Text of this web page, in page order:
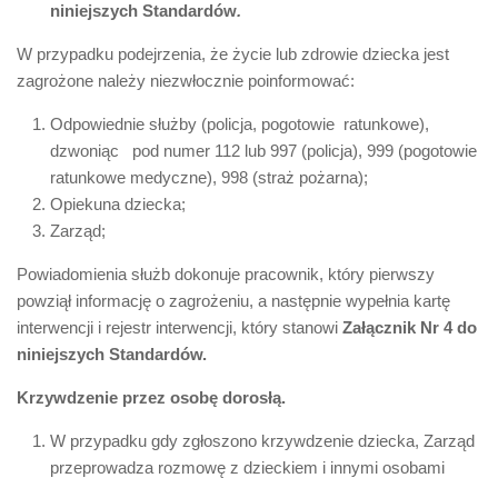
niniejszych Standardów.
W przypadku podejrzenia, że życie lub zdrowie dziecka jest
zagrożone należy niezwłocznie poinformować:
Odpowiednie służby (policja, pogotowie ratunkowe),
dzwoniąc pod numer 112 lub 997 (policja), 999 (pogotowie
ratunkowe medyczne), 998 (straż pożarna);
Opiekuna dziecka;
Zarząd;
Powiadomienia służb dokonuje pracownik, który pierwszy
powziął informację o zagrożeniu, a następnie wypełnia kartę
interwencji i rejestr interwencji, który stanowi Załącznik Nr 4 do
niniejszych Standardów.
Krzywdzenie przez osobę dorosłą.
W przypadku gdy zgłoszono krzywdzenie dziecka, Zarząd
przeprowadza rozmowę z dzieckiem i innymi osobami